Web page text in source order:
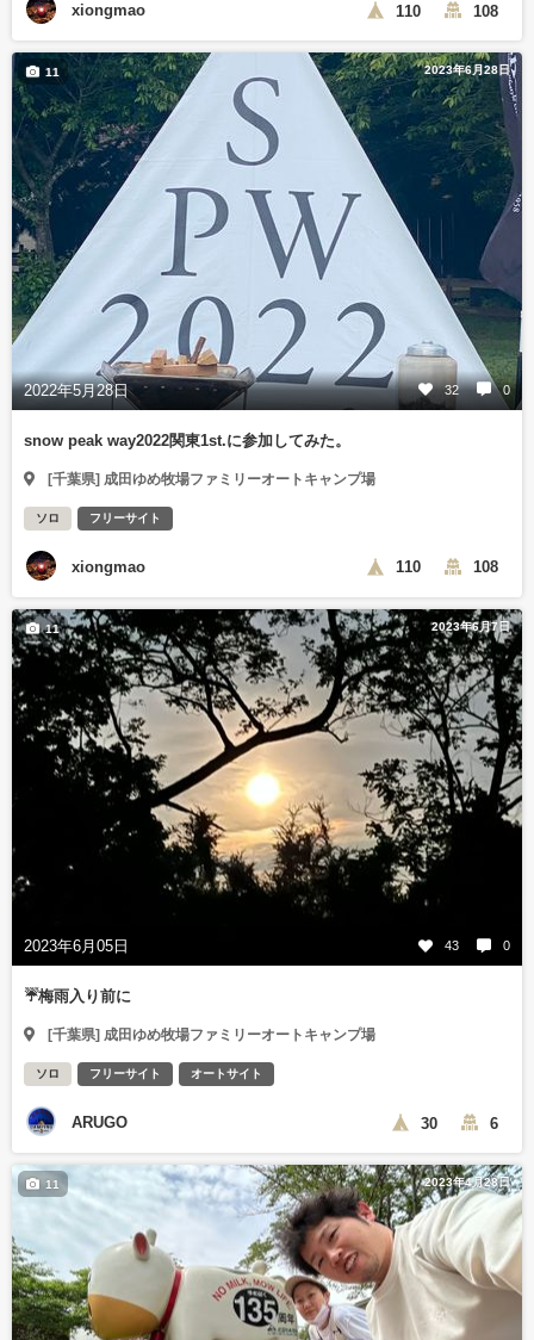
xiongmao 110 108
2023年6月28日
2022年5月28日 32 0
11
snow peak way2022関東1st.に参加してみた。
[千葉県] 成田ゆめ牧場ファミリーオートキャンプ場
ソロ フリーサイト
xiongmao 110 108
2023年6月7日
2023年6月05日 43 0
11
☔️梅雨入り前に
[千葉県] 成田ゆめ牧場ファミリーオートキャンプ場
ソロ フリーサイト オートサイト
ARUGO 30 6
2023年4月28日
11